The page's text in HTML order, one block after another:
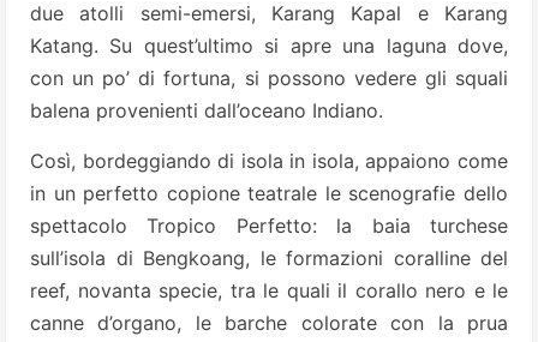
due atolli semi-emersi, Karang Kapal e Karang
Katang. Su quest’ultimo si apre una laguna dove,
con un po’ di fortuna, si possono vedere gli squali
balena provenienti dall’oceano Indiano.
Così, bordeggiando di isola in isola, appaiono come
in un perfetto copione teatrale le scenografie dello
spettacolo Tropico Perfetto: la baia turchese
sull’isola di Bengkoang, le formazioni coralline del
reef, novanta specie, tra le quali il corallo nero e le
canne d’organo, le barche colorate con la prua